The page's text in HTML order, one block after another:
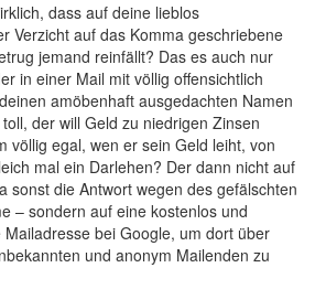
dass auf deine lieblos
Verzicht auf das Komma geschriebene
jemand reinfällt? Das es auch nur
in einer Mail mit völlig offensichtlich
amöbenhaft ausgedachten Namen
der will Geld zu niedrigen Zinsen
völlig egal, wen er sein Geld leiht, von
mal ein Darlehen? Der dann nicht auf
sonst die Antwort wegen des gefälschten
– sondern auf eine kostenlos und
bei Google, um dort über
und anonym Mailenden zu